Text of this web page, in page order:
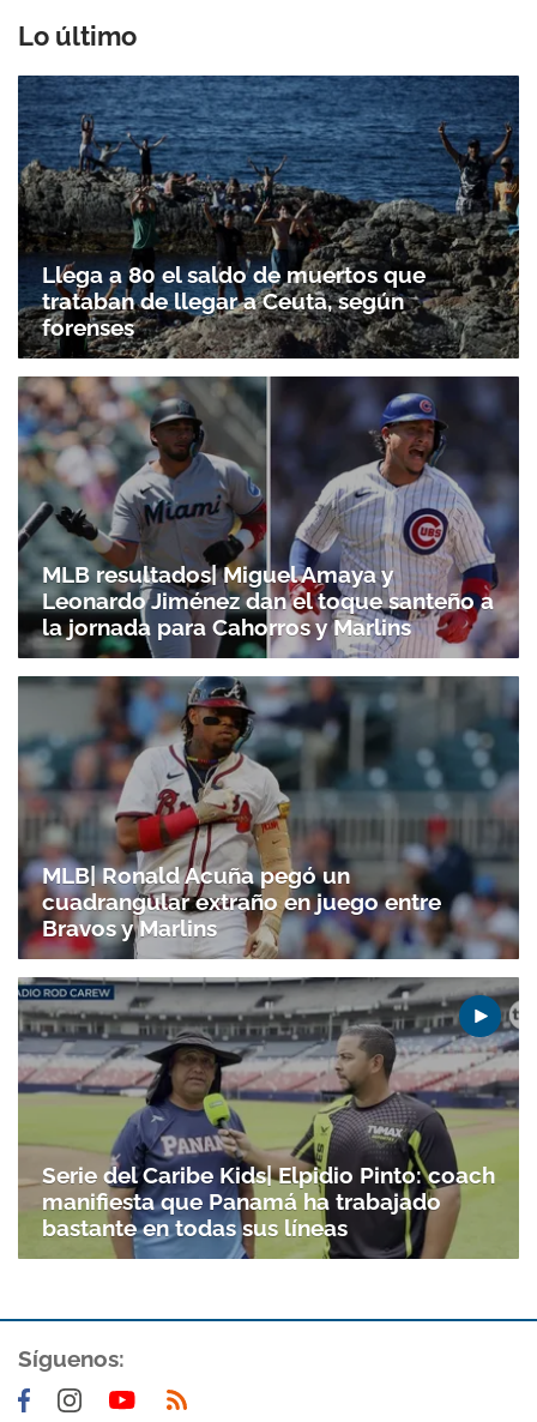
Gracias por suscribirte a nuestro boletín.
ACEPTAR
Lo último
Llega a 80 el saldo de muertos que
trataban de llegar a Ceuta, según
forenses
MLB resultados| Miguel Amaya y
Leonardo Jiménez dan el toque santeño a
la jornada para Cahorros y Marlins
MLB| Ronald Acuña pegó un
cuadrangular extraño en juego entre
Bravos y Marlins
Serie del Caribe Kids| Elpidio Pinto: coach
manifiesta que Panamá ha trabajado
bastante en todas sus líneas
Síguenos: